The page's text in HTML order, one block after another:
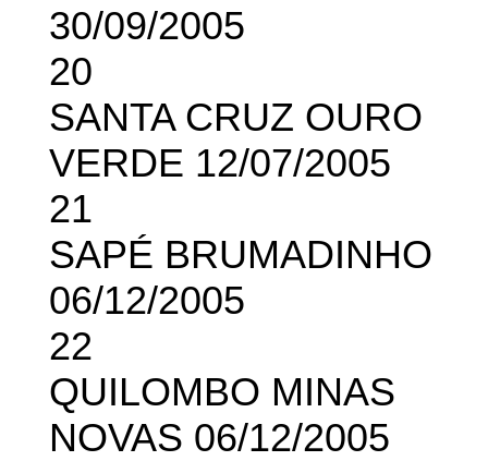
30/09/2005
20
SANTA CRUZ OURO
VERDE 12/07/2005
21
SAPÉ BRUMADINHO
06/12/2005
22
QUILOMBO MINAS
NOVAS 06/12/2005